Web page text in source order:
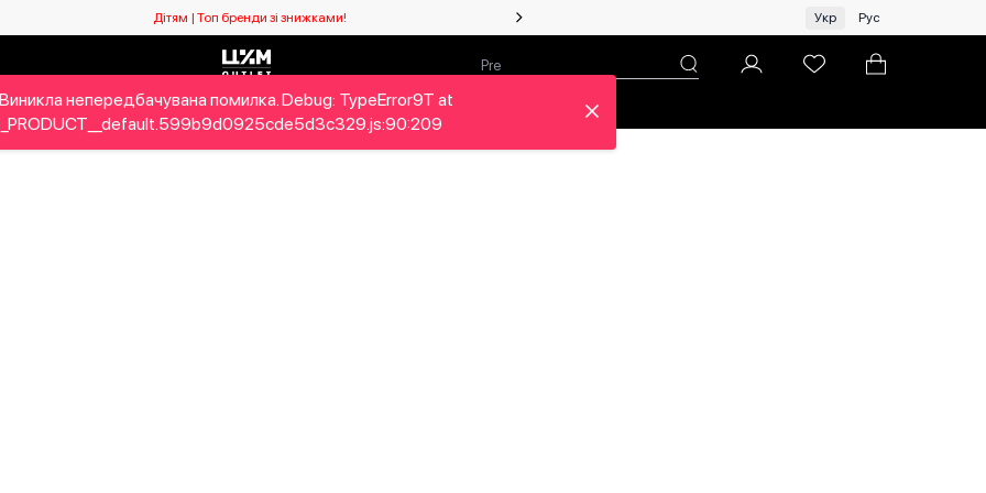
Дітям | Топ бренди зі знижками! Жінкам | Топ бренди зі знижками!
Укр Рус
Дітям Home&Gifts Бренди Новий сезон Про ЦУМ
непередбачувана помилка. Debug: TypeError9T at